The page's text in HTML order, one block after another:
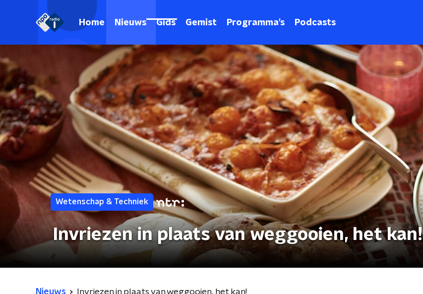
Home Nieuws Gids Gemist Programma's Podcasts
Wetenschap & Techniek
Invriezen in plaats van weggooien, het kan!
Nieuws Invriezen in plaats van weggooien, het kan!